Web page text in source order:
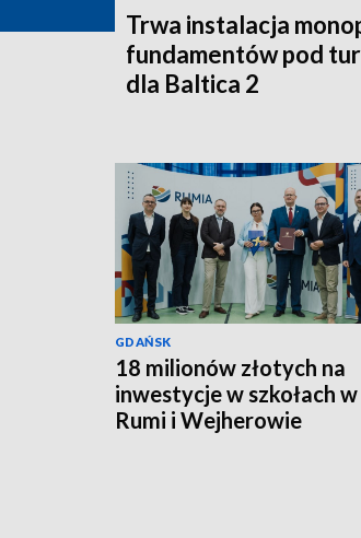
Trwa instalacja
fundamentów pod
dla Baltica 2
GDAŃSK
18 milionów złotych na
inwestycje w szkołach w
Rumi i Wejherowie